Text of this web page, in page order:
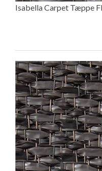
Isabella Carpet Tæppe